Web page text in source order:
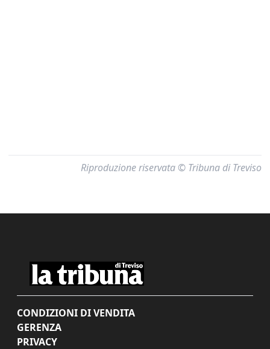
Riproduzione riservata © Tribuna di Treviso
CONDIZIONI DI VENDITA
GERENZA
PRIVACY